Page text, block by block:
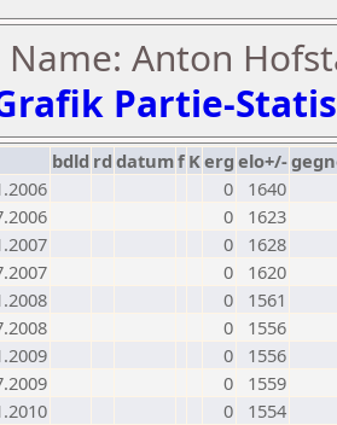
Name: Anton
Partie-
bdld rd datumf Kerg elo+/-
0
1640
0
1623
0
1628
0
1620
0
1561
0
1556
0
1556
0
1559
0
1554